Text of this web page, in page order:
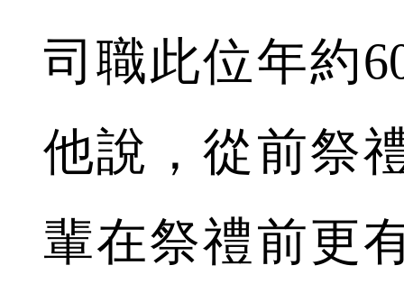
司職此位年約
他說，從前祭
輩在祭禮前更